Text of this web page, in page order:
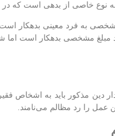
نوع خاصی از بدهی است که در
به فرد معینی بدهکار
مبلغ مشخصی بدهکار است
دین مذکور باید به اشخاص
عمل را رد مظالم می‌نامند.